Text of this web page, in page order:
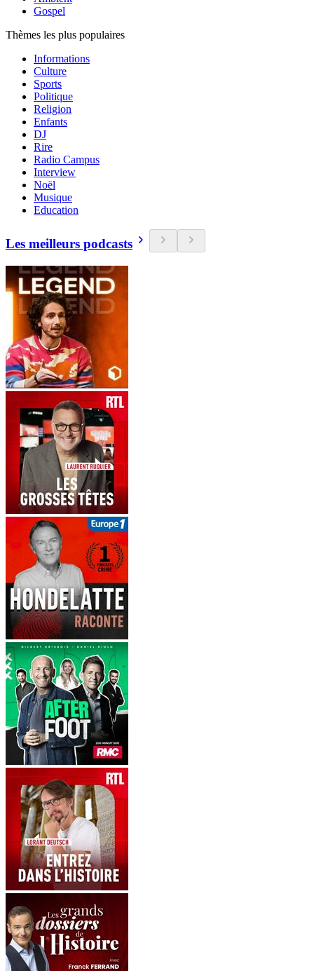
Gospel
Thèmes les plus populaires
Informations
Culture
Sports
Politique
Religion
Enfants
DJ
Rire
Radio Campus
Interview
Noël
Musique
Education
Les meilleurs podcasts